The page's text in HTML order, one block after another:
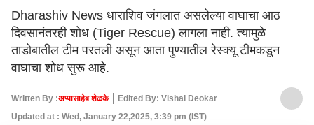
Dharashiv News धाराशिव जंगलात असलेल्या वाघाचा आठ
दिवसानंतरही शोध (Tiger Rescue) लागला नाही. त्यामुळे
ताडोबातील टीम परतली असून आता पुण्यातील रेस्क्यू टीमकडून
वाघाचा शोध सुरू आहे.
Written By :अप्पासाहेब शेळके
Edited By: Vishal Deokar
Updated at : Wed, January 22,2025, 3:39 pm (IST)